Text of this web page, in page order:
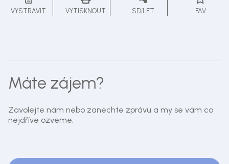
VYSTRAVIT VYTISKNOUT SDíLET FAV
Máte zájem?
Zavolejte nám nebo zanechte zprávu a my se vám co
nejdříve ozveme.